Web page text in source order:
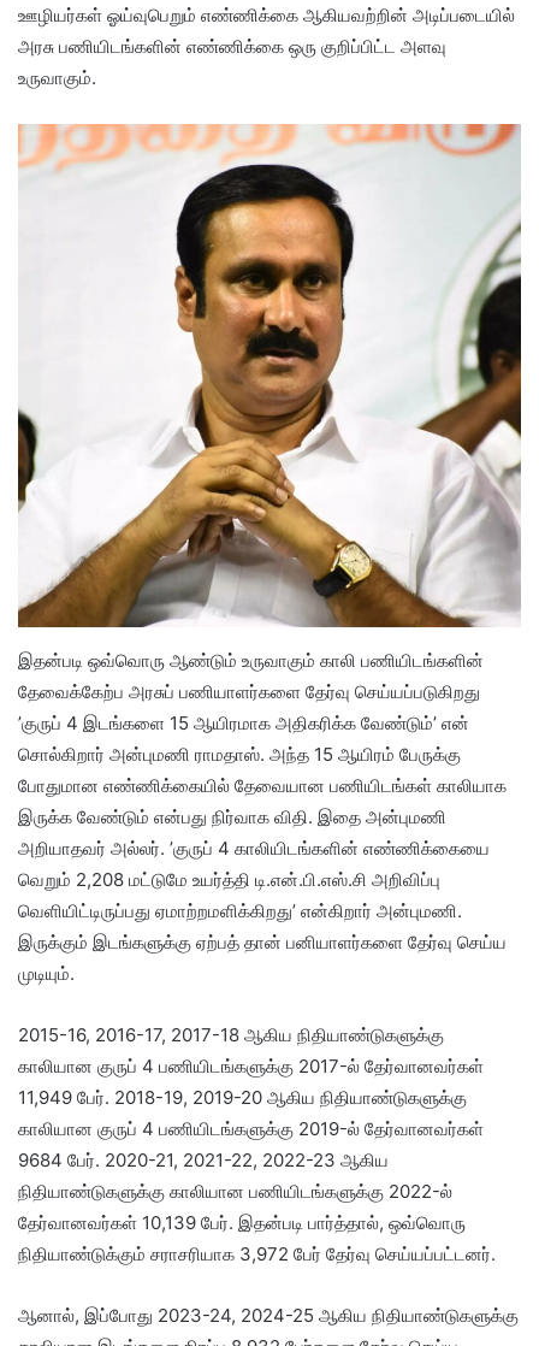
ஊழியர்கள் ஓய்வுபெறும் எண்ணிக்கை ஆகியவற்றின் அடிப்படையில்
அரசு பணியிடங்களின் எண்ணிக்கை ஒரு குறிப்பிட்ட அளவு
உருவாகும்.
இதன்படி ஒவ்வொரு ஆண்டும் உருவாகும் காலி பணியிடங்களின்
தேவைக்கேற்ப அரசுப் பணியாளர்களை தேர்வு செய்யப்படுகிறது
’குருப் 4 இடங்களை 15 ஆயிரமாக அதிகரிக்க வேண்டும்’ என்
சொல்கிறார் அன்புமணி ராமதாஸ். அந்த 15 ஆயிரம் பேருக்கு
போதுமான எண்ணிக்கையில் தேவையான பணியிடங்கள் காலியாக
இருக்க வேண்டும் என்பது நிர்வாக விதி. இதை அன்புமணி
அறியாதவர் அல்லர். ’குருப் 4 காலியிடங்களின் எண்ணிக்கையை
வெறும் 2,208 மட்டுமே உயர்த்தி டி.என்.பி.எஸ்.சி அறிவிப்பு
வெளியிட்டிருப்பது ஏமாற்றமளிக்கிறது’ என்கிறார் அன்புமணி.
இருக்கும் இடங்களுக்கு ஏற்பத் தான் பனியாளர்களை தேர்வு செய்ய
முடியும்.
2015-16, 2016-17, 2017-18 ஆகிய நிதியாண்டுகளுக்கு
காலியான குருப் 4 பணியிடங்களுக்கு 2017-ல் தேர்வானவர்கள்
11,949 பேர். 2018-19, 2019-20 ஆகிய நிதியாண்டுகளுக்கு
காலியான குருப் 4 பணியிடங்களுக்கு 2019-ல் தேர்வானவர்கள்
9684 பேர். 2020-21, 2021-22, 2022-23 ஆகிய
நிதியாண்டுகளுக்கு காலியான பணியிடங்களுக்கு 2022-ல்
தேர்வானவர்கள் 10,139 பேர். இதன்படி பார்த்தால், ஒவ்வொரு
நிதியாண்டுக்கும் சராசரியாக 3,972 பேர் தேர்வு செய்யப்பட்டனர்.
ஆனால், இப்போது 2023-24, 2024-25 ஆகிய நிதியாண்டுகளுக்கு